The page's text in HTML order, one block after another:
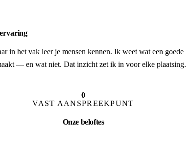
in het vak leer je mensen kennen. Ik weet wat een goede
— en wat niet. Dat inzicht zet ik in voor elke plaatsing.
0
VAST AANSPREEKPUNT
Onze beloftes